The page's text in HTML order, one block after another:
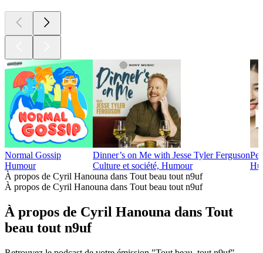
Normal Gossip
Humour
Dinner’s on Me with Jesse Tyler Ferguson
Culture et société, Humour
À propos de Cyril Hanouna dans Tout beau tout n9uf
À propos de Cyril Hanouna dans Tout beau tout n9uf
À propos de Cyril Hanouna dans Tout
beau tout n9uf